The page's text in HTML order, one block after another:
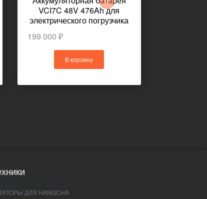
VCI7C 48V 476Ah для
электрического погрузчика
199 000 ₽
В корзину
ДЛЯ HANGCHA